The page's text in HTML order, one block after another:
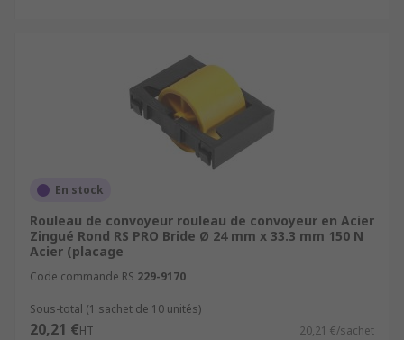
En stock
Rouleau de convoyeur rouleau de convoyeur en Acier
Zingué Rond RS PRO Bride Ø 24 mm x 33.3 mm 150 N
Acier (placage
Code commande RS 229-9170
Sous-total (1 sachet de 10 unités)
20,21 €HT 20,21 €/sachet